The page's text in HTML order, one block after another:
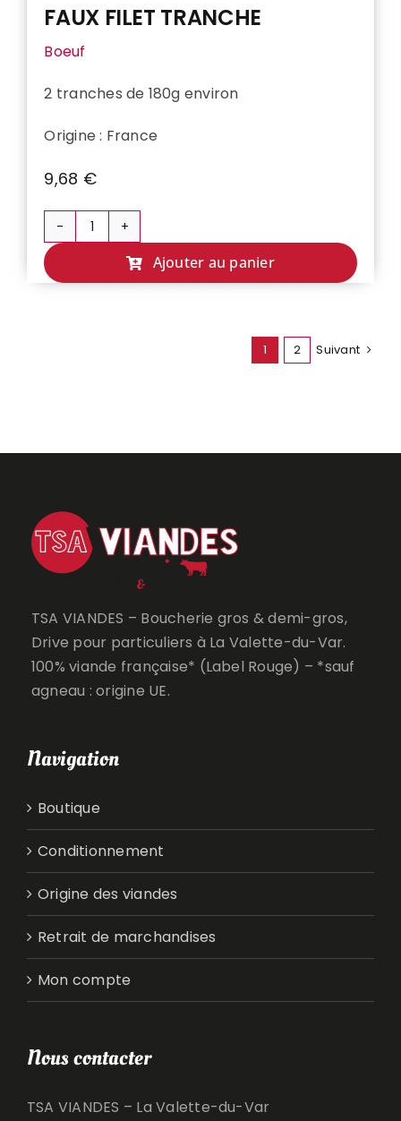
FAUX FILET TRANCHE
Boeuf
2 tranches de 180g environ
Origine : France
9,68 €
quantité
FAUX
Ajouter au panier
1 2 Suivant
TSA VIANDES – Boucherie gros & demi-gros,
Drive pour particuliers à La Valette-du-Var.
100% viande française* (Label Rouge) – *sauf
agneau : origine UE.
Navigation
Boutique
Conditionnement
Origine des viandes
Retrait de marchandises
Mon compte
Nous contacter
TSA VIANDES – La Valette-du-Var